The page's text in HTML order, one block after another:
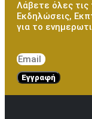
Λάβετε όλες τις
Εκδηλώσεις,
για το
Εγγραφή